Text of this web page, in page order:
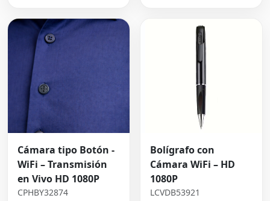
Cámara tipo Botón -
WiFi – Transmisión
en Vivo HD 1080P
CPHBY32874
Bolígrafo con
Cámara WiFi – HD
1080P
LCVDB53921